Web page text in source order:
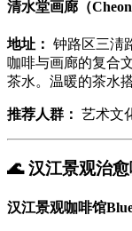
清水堂画廊（
地址： 钟路区三淸
咖啡与画廊的复合
茶水。温暖的茶水
推荐人群： 艺术文
🌊汉江景观治
汉江景观咖啡馆